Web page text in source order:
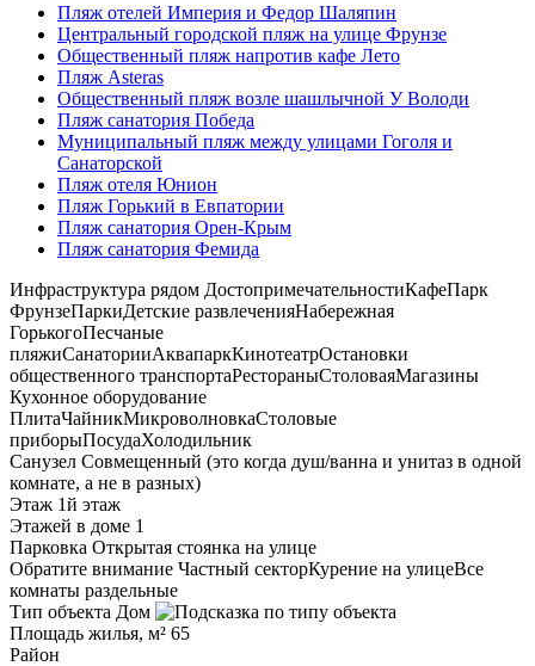
Пляж отелей Империя и Федор Шаляпин
Центральный городской пляж на улице Фрунзе
Общественный пляж напротив кафе Лето
Пляж Asteras
Общественный пляж возле шашлычной У Володи
Пляж санатория Победа
Муниципальный пляж между улицами Гоголя и
Санаторской
Пляж отеля Юнион
Пляж Горький в Евпатории
Пляж санатория Орен-Крым
Пляж санатория Фемида
Инфраструктура рядом ДостопримечательностиКафеПарк
ФрунзеПаркиДетские развлеченияНабережная
ГорькогоПесчаные
пляжиСанаторииАквапаркКинотеатрОстановки
общественного транспортаРестораныСтоловаяМагазины
Кухонное оборудование
ПлитаЧайникМикроволновкаСтоловые
приборыПосудаХолодильник
Санузел Совмещенный (это когда душ/ванна и унитаз в одной
комнате, а не в разных)
Этаж 1й этаж
Этажей в доме 1
Парковка Открытая стоянка на улице
Обратите внимание Частный секторКурение на улицеВсе
комнаты раздельные
Тип объекта Дом
Площадь жилья, м² 65
Район